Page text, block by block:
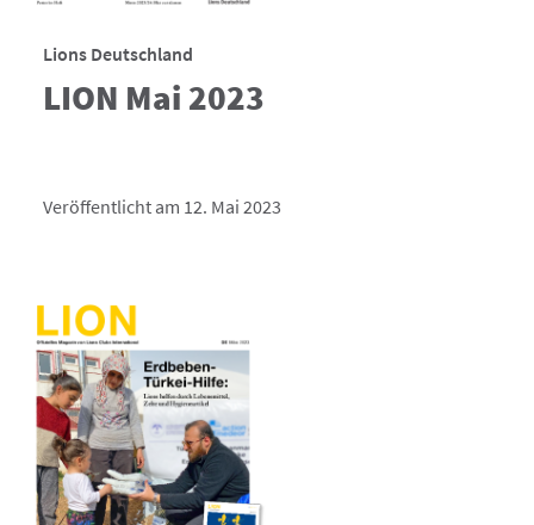
Lions Deutschland
LION Mai 2023
Veröffentlicht am 12. Mai 2023